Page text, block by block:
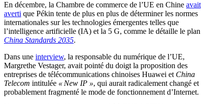
En décembre, la Chambre de commerce de l’UE en Chine avait
averti que Pékin tente de plus en plus de déterminer les normes
internationales sur les technologies émergentes telles que
l’intelligence artificielle (IA) et la 5 G, comme le détaille le plan
China Standards 2035.
Dans une interview, la responsable du numérique de l’UE,
Margrethe Vestager, avait pointé du doigt la proposition des
entreprises de télécommunications chinoises Huawei et China
Telecom intitulée « New IP », qui aurait radicalement changé et
probablement fragmenté le mode de fonctionnement d’Internet.